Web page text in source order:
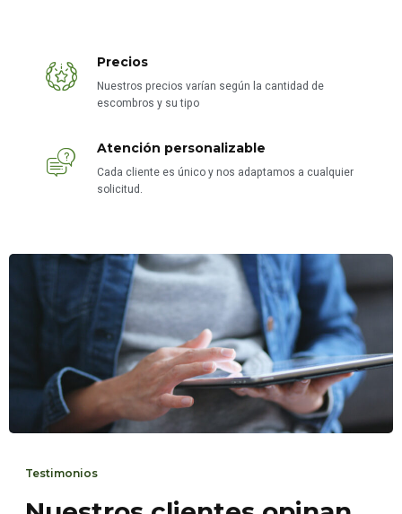
Precios
Nuestros precios varían según la cantidad de
escombros y su tipo
Atención personalizable
Cada cliente es único y nos adaptamos a cualquier
solicitud.
Testimonios